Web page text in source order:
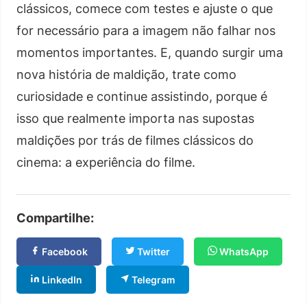
clássicos, comece com testes e ajuste o que
for necessário para a imagem não falhar nos
momentos importantes. E, quando surgir uma
nova história de maldição, trate como
curiosidade e continue assistindo, porque é
isso que realmente importa nas supostas
maldições por trás de filmes clássicos do
cinema: a experiência do filme.
Compartilhe:
Facebook Twitter WhatsApp
LinkedIn Telegram